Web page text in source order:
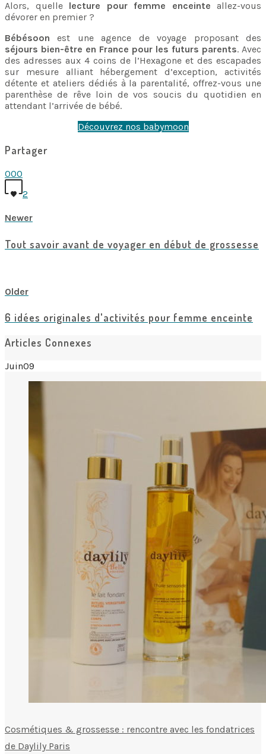
Alors, quelle lecture pour femme enceinte allez-vous
dévorer en premier ?
Bébésoon est une agence de voyage proposant des
séjours bien-être en France pour les futurs parents. Avec
des adresses aux 4 coins de l’Hexagone et des escapades
sur mesure alliant hébergement d’exception, activités
détente et ateliers dédiés à la parentalité, offrez-vous une
parenthèse de rêve loin de vos soucis du quotidien en
attendant l’arrivée de bébé.
Découvrez nos babymoon
Partager
000
2
Newer
Tout savoir avant de voyager en début de grossesse
Older
6 idées originales d'activités pour femme enceinte
Articles Connexes
Juin09
Cosmétiques & grossesse : rencontre avec les fondatrices
de Daylily Paris